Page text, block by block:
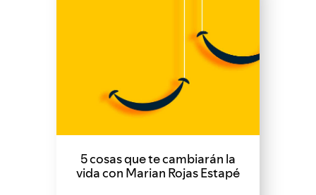
5 cosas que te cambiarán la
vida con Marian Rojas Estapé